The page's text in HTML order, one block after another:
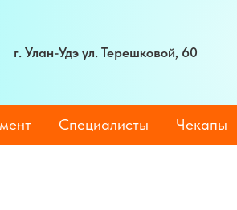
г. Улан-Удэ ул. Терешковой, 60
Специалисты Чекапы